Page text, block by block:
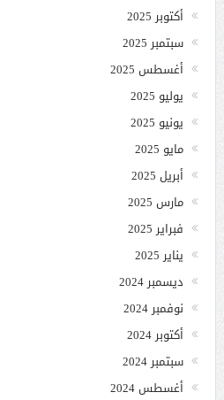
أكتوبر 2025
سبتمبر 2025
أغسطس 2025
يوليو 2025
يونيو 2025
مايو 2025
أبريل 2025
مارس 2025
فبراير 2025
يناير 2025
ديسمبر 2024
نوفمبر 2024
أكتوبر 2024
سبتمبر 2024
أغسطس 2024